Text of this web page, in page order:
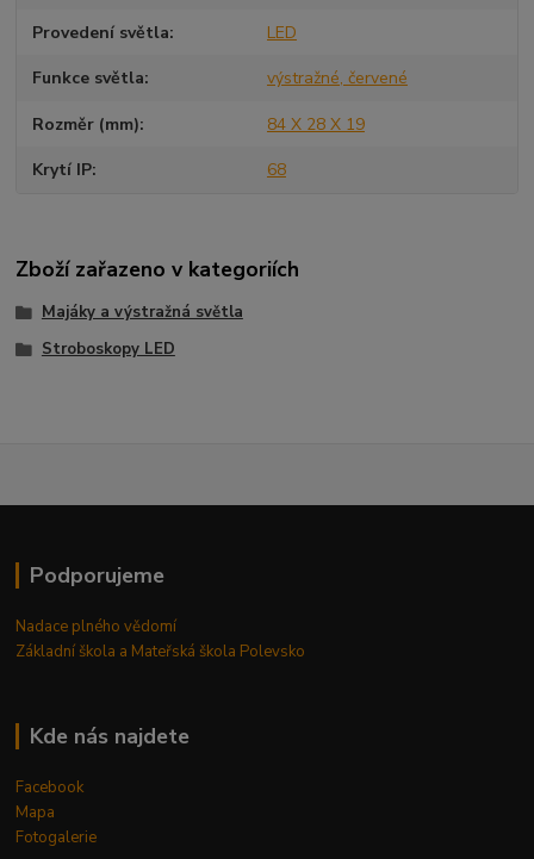
Provedení světla LED
Funkce světla výstražné, červené
Rozměr (mm) 84 X 28 X 19
Krytí IP 68
Zboží zařazeno v kategoriích
Majáky a výstražná světla
Stroboskopy LED
Podporujeme
Nadace plného vědomí
Základní škola a Mateřská škola Polevsko
Kde nás najdete
Facebook
Mapa
Fotogalerie